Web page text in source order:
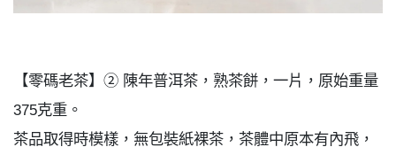
【零碼老茶】② 陳年普洱茶，熟茶餅，一片，原始重量
375克重。
茶品取得時模樣，無包裝紙裸茶，茶體中原本有內飛，